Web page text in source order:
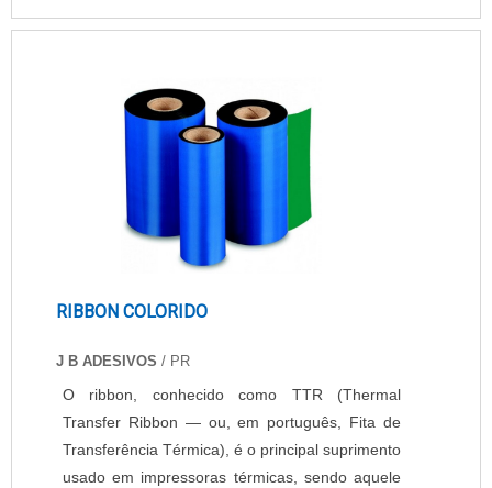
equipamentos, tintas, peças, assistência técnica
muitas maneiras eficientes de demonstrar
competência e excelência em sua área de
atuação. A EPcenter canaliza sua energia em
criar para cada cliente uma estrutura com:
Tecnologia de ponta; Escritório de alta
qualidade onde são realizadas as atividades;
Amplo catálogo com produtos de alta
impressoras para camiseta com precisão.
lucratividade, deve oferecer produtos e serviços
que tenham ótima qualidade e excelente custo-
benefício, detalhes primordiais que são
RIBBON COLORIDO
J B ADESIVOS / PR
O ribbon, conhecido como TTR (Thermal
Transfer Ribbon — ou, em português, Fita de
Transferência Térmica), é o principal suprimento
usado em impressoras térmicas, sendo aquele